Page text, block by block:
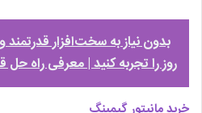
بدون نیاز به سخت‌افزار قدرتمند
روز را تجربه کنید | معرفی راه حل